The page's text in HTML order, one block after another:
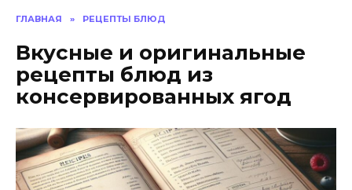
ГЛАВНАЯ » РЕЦЕПТЫ БЛЮД
Вкусные и оригинальные
рецепты блюд из
консервированных ягод